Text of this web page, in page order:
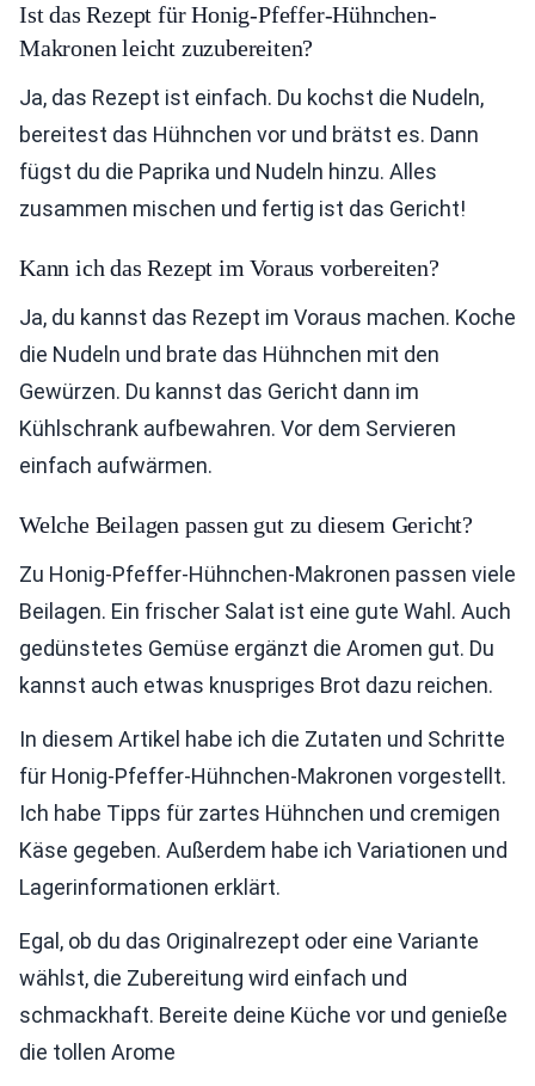
Ist das Rezept für Honig-Pfeffer-Hühnchen-
Makronen leicht zuzubereiten?
Ja, das Rezept ist einfach. Du kochst die Nudeln,
bereitest das Hühnchen vor und brätst es. Dann
fügst du die Paprika und Nudeln hinzu. Alles
zusammen mischen und fertig ist das Gericht!
Kann ich das Rezept im Voraus vorbereiten?
Ja, du kannst das Rezept im Voraus machen. Koche
die Nudeln und brate das Hühnchen mit den
Gewürzen. Du kannst das Gericht dann im
Kühlschrank aufbewahren. Vor dem Servieren
einfach aufwärmen.
Welche Beilagen passen gut zu diesem Gericht?
Zu Honig-Pfeffer-Hühnchen-Makronen passen viele
Beilagen. Ein frischer Salat ist eine gute Wahl. Auch
gedünstetes Gemüse ergänzt die Aromen gut. Du
kannst auch etwas knuspriges Brot dazu reichen.
In diesem Artikel habe ich die Zutaten und Schritte
für Honig-Pfeffer-Hühnchen-Makronen vorgestellt.
Ich habe Tipps für zartes Hühnchen und cremigen
Käse gegeben. Außerdem habe ich Variationen und
Lagerinformationen erklärt.
Egal, ob du das Originalrezept oder eine Variante
wählst, die Zubereitung wird einfach und
schmackhaft. Bereite deine Küche vor und genieße
die tollen Arome